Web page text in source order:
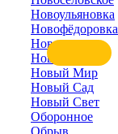
Новоульяновка
Новофёдоровка
Новоэстония
Новый Кояш
Новый Мир
Новый Сад
Новый Свет
Оборонное
Обрыв